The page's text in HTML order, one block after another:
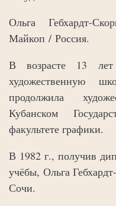
Ольга Гебхардт-
Майкоп / Россия.
В возрасте 13 лет
художественную
продолжила
Кубанском
факультете графики.
В 1982 г., получив
учёбы, Ольга
Сочи.